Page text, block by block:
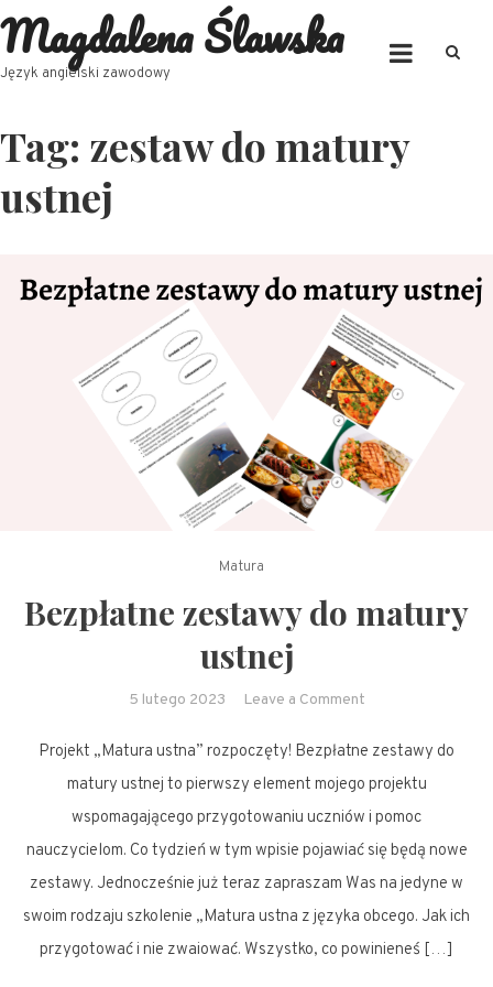
Skip
to
content
Magdalena Ślawska
Język angielski zawodowy
Tag: zestaw do matury
ustnej
Matura
Bezpłatne zestawy do matury
ustnej
5 lutego 2023 Leave a Commenton
zestawy
do
matury
Projekt „Matura ustna” rozpoczęty! Bezpłatne zestawy do
matury ustnej to pierwszy element mojego projektu
wspomagającego przygotowaniu uczniów i pomoc
nauczycielom. Co tydzień w tym wpisie pojawiać się będą nowe
zestawy. Jednocześnie już teraz zapraszam Was na jedyne w
swoim rodzaju szkolenie „Matura ustna z języka obcego. Jak ich
przygotować i nie zwaiować. Wszystko, co powinieneś […]